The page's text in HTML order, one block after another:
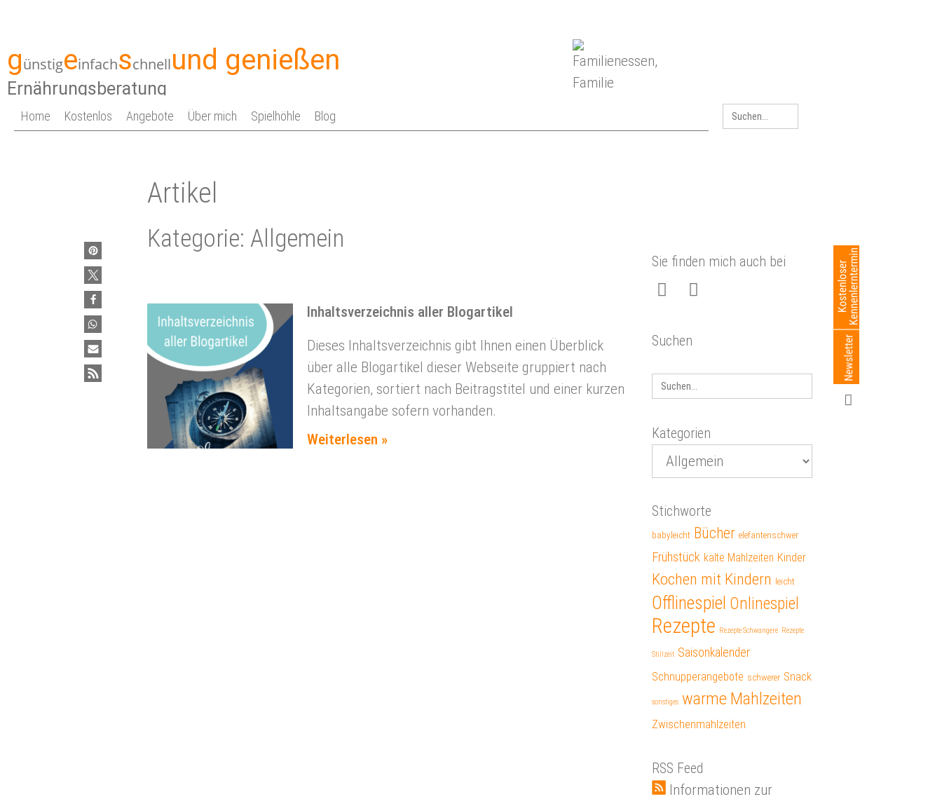
günstigeinfachschnellund genießen
Ernährungsberatung
Link zu Home
Home Kostenlos Angebote Über mich Spielhöhle Blog
Search
for:
Artikel
Kategorie: Allgemein
Inhaltsverzeichnis aller Blogartikel
Dieses Inhaltsverzeichnis gibt Ihnen einen Überblick
über alle Blogartikel dieser Webseite gruppiert nach
Kategorien, sortiert nach Beitragstitel und einer kurzen
Inhaltsangabe sofern vorhanden.
Weiterlesen »
Sie finden mich auch bei
Suchen
Search
for:
Kategorien
Stichworte
babyleicht Bücher elefantenschwer
Frühstück kalte Mahlzeiten Kinder
Kochen mit Kindern leicht
Offlinespiel Onlinespiel
Rezepte Rezepte Schwangere Rezepte
Stillzeit Saisonkalender
Schnupperangebote schwerer Snack
sonstiges warme Mahlzeiten
Zwischenmahlzeiten
RSS Feed
Informationen zur